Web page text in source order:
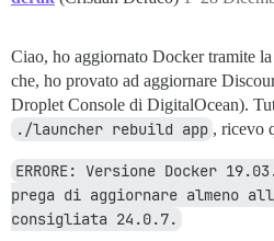
Ciao, ho aggiornato Docker tramite
che, ho provato ad aggiornare
Droplet Console di DigitalOcean).
./launcher rebuild app , ricevo
ERRORE: Versione Docker
prega di aggiornare almeno
consigliata 24.0.7.